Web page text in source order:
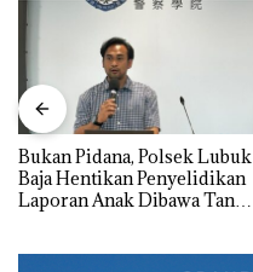
Bukan Pidana, Polsek Lubuk
Baja Hentikan Penyelidikan
Laporan Anak Dibawa Tanpa